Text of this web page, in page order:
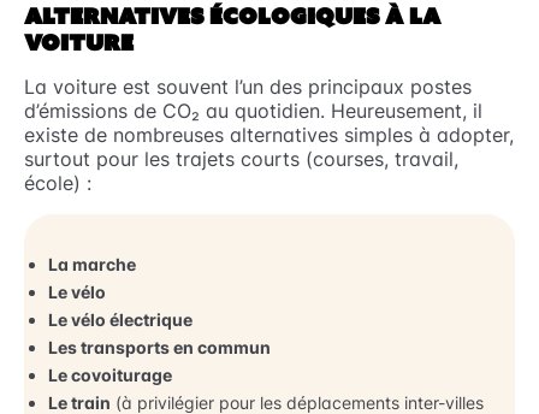
ALTERNATIVES ÉCOLOGIQUES À LA
VOITURE
La voiture est souvent l’un des principaux postes
d’émissions de CO₂ au quotidien. Heureusement, il
existe de nombreuses alternatives simples à adopter,
surtout pour les trajets courts (courses, travail,
école) :
La marche
Le vélo
Le vélo électrique
Les transports en commun
Le covoiturage
Le train (à privilégier pour les déplacements inter-villes